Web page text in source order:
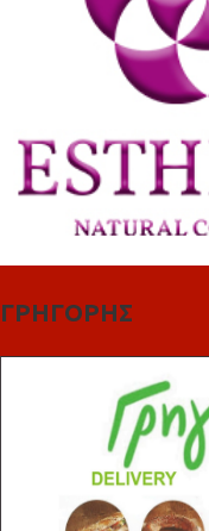
ΓΡΗΓΟΡΗΣ